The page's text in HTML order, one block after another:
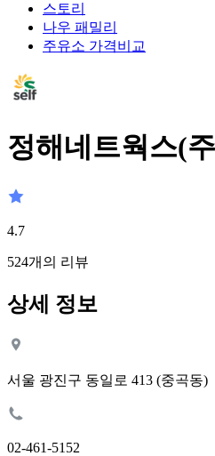
스토리
나우 패밀리
주유소 가격비교
정해네트웍스(
4.7
524개의 리뷰
상세 정보
서울 광진구 동일로 413 (중곡동)
02-461-5152